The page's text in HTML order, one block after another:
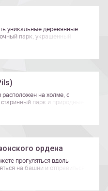
уникальные деревянные
парк, украшенный
на холме, с
парк и природные
ордена
прогуляться вдоль
на башни и отправиться